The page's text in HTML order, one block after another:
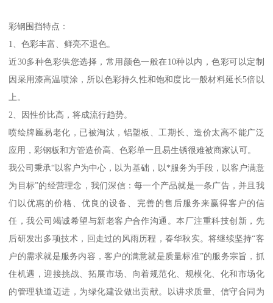
彩钢围挡特点：
1、色彩丰富、鲜亮不退色。
近30多种色彩供您选择，常用颜色一般在10种以内，色彩可以定制
因采用漆高温喷涂，所以色彩持久性和饱和度比一般材料延长5倍以
上。
2、因性价比高，将成流行趋势。
喷绘牌匾易老化，已被淘汰，铝塑板、工期长、造价太高不能广泛
应用，彩钢板和方管造价高、色彩单一且易生锈很难被商家认可。
我公司秉承“以客户为中心，以为基础，以*服务为手段，以客户满意
为目标”的经营理念，我们深信：每一个产品就是一条广告，并且我
们以优惠的价格、优良的设备、完善的售后服务来赢得客户的信
任，我公司竭诚希望与新老客户合作沟通。本厂注重科技创新，先
后研发出多项技术，回走过的风雨历程，春华秋实。将继续坚持“客
户的需求就是服务内容，客户的满意就是质量标准”的服务宗旨，抓
住机遇，迎接挑战、拓展市场、向着规范化、规模化、化和市场化
的管理轨道迈进，为绿化建设做出贡献。以讲求质量、信守合同为